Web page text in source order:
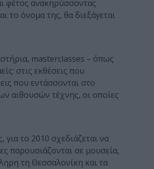
φέτος ανακηρύσσοντας
το όνομα της, θα διεξάγεται
masterclasses – όπως
στις εκθέσεις που
που εντάσσονται στο
αιθουσών τέχνης, οι οποίες
το 2010 σχεδιάζεται να
παρουσιάζονται σε μουσεία,
τη Θεσσαλονίκη και τα